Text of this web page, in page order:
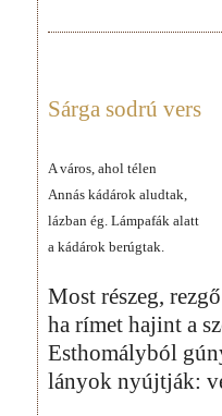
Sárga sodrú vers
A város, ahol télen
Annás kádárok aludtak,
lázban ég. Lámpafák alatt
a kádárok berúgtak.
Most részeg,
ha rímet hajint a
Esthomályból
lányok nyújtják: